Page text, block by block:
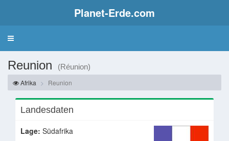
Planet-Erde.com
Reunion
(Réunion)
Afrika
Reunion
Landesdaten
Lage: Südafrika